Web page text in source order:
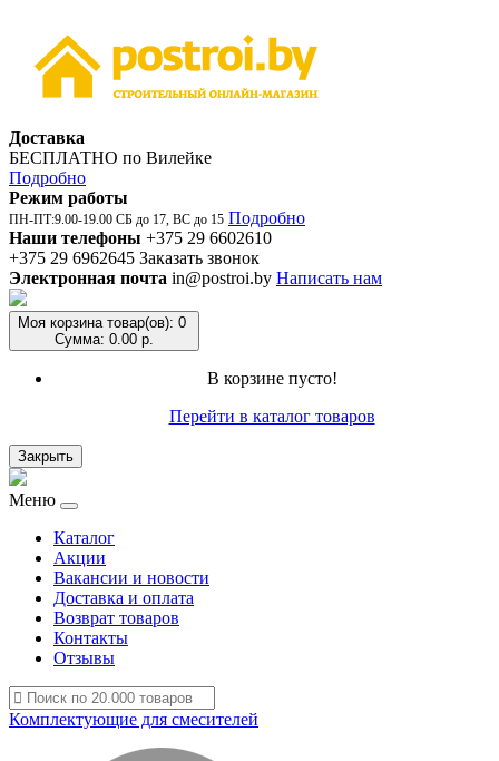
Доставка
БЕСПЛАТНО по Вилейке
Подробно
Режим работы
ПН-ПТ:9.00-19.00 СБ до 17, ВС до 15 Подробно
Наши телефоны +375 29 6602610
+375 29 6962645 Заказать звонок
Электронная почта in@postroi.by Написать нам
Моя корзина товар(ов): 0
Сумма: 0.00 р.
В корзине пусто!
Перейти в каталог товаров
Закрыть
Меню
Каталог
Акции
Вакансии и новости
Доставка и оплата
Возврат товаров
Контакты
Отзывы
Комплектующие для смесителей